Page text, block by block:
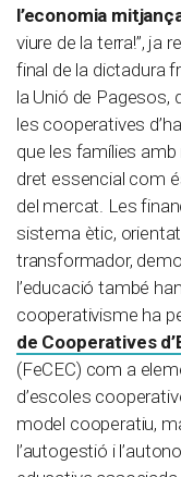
l’economia
viure de la terra!”, ja
final de la dictadura
la Unió de Pagesos,
les cooperatives
que les famílies
dret essencial com
del mercat. Les
sistema ètic,
transformador,
l’educació també
cooperativisme ha
de Cooperatives
(FeCEC) com a
d’escoles
model cooperatiu,
l’autogestió i